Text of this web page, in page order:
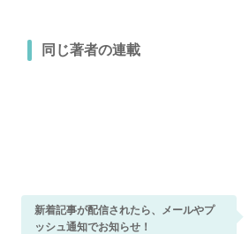
同じ著者の連載
新着記事が配信されたら、メールやプ
ッシュ通知でお知らせ！